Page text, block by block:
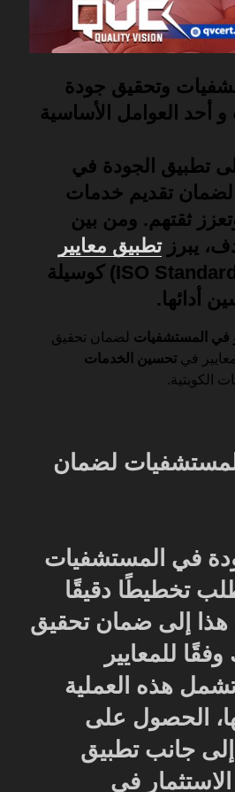
وتحقيق جودة
أحد العوامل الأساسية
تطبيق الجودة في
لضمان تقديم خدمات
ثقتهم. ومن بين
يبرزتطبيق معايير
(ISO Standards for Healthcare) كوسيلة
أدائها.
في المستشفيات لضمان تحقيق
في تحسين الخدمات
الكويتية.
لضمان
في المستشفيات
تخطيطًا دقيقًا
هذا إلى ضمان تحقيق
للمعايير
تشمل هذه العملية
الحصول على
جانب تطبيق
في